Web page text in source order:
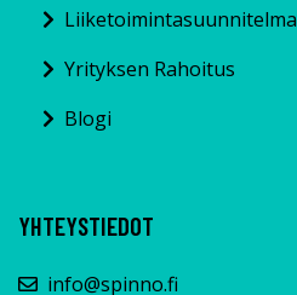
Liiketoimintasuunnitelma
Yrityksen Rahoitus
Blogi
YHTEYSTIEDOT
info@spinno.fi